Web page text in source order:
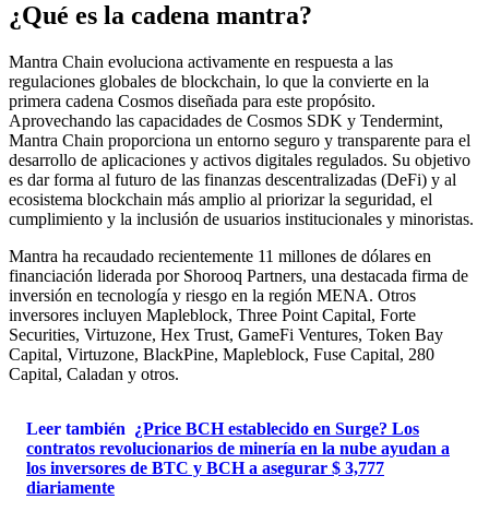
¿Qué es la cadena mantra?
Mantra Chain evoluciona activamente en respuesta a las
regulaciones globales de blockchain, lo que la convierte en la
primera cadena Cosmos diseñada para este propósito.
Aprovechando las capacidades de Cosmos SDK y Tendermint,
Mantra Chain proporciona un entorno seguro y transparente para el
desarrollo de aplicaciones y activos digitales regulados. Su objetivo
es dar forma al futuro de las finanzas descentralizadas (DeFi) y al
ecosistema blockchain más amplio al priorizar la seguridad, el
cumplimiento y la inclusión de usuarios institucionales y minoristas.
Mantra ha recaudado recientemente 11 millones de dólares en
financiación liderada por Shorooq Partners, una destacada firma de
inversión en tecnología y riesgo en la región MENA. Otros
inversores incluyen Mapleblock, Three Point Capital, Forte
Securities, Virtuzone, Hex Trust, GameFi Ventures, Token Bay
Capital, Virtuzone, BlackPine, Mapleblock, Fuse Capital, 280
Capital, Caladan y otros.
Leer también ¿Price BCH establecido en Surge? Los
contratos revolucionarios de minería en la nube ayudan a
los inversores de BTC y BCH a asegurar $ 3,777
diariamente